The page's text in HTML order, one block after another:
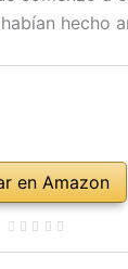
hecho
en Amazon